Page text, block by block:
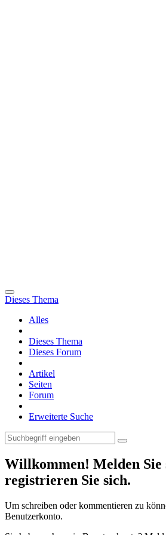
Dieses Thema
Alles
Dieses Thema
Dieses Forum
Artikel
Seiten
Forum
Erweiterte Suche
Willkommen! Melden Sie
registrieren Sie sich.
Um schreiben oder kommentieren zu
Benutzerkonto.